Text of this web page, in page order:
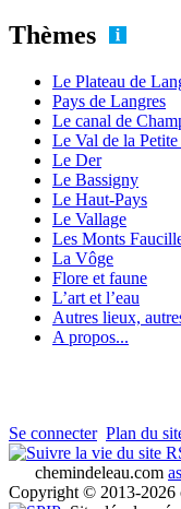
Thèmes
Le Plateau de
Pays de Langres
Le canal de
Le Val de la Petite
Le Der
Le Bassigny
Le Haut-Pays
Le Vallage
Les Monts
La Vôge
Flore et faune
L’art et l’eau
Autres lieux,
A propos...
Se connecter Plan du
chemindeleau.com
Copyright © 2013-2026